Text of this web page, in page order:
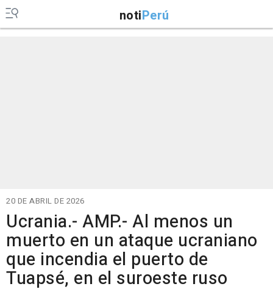
notiPerú
20 DE ABRIL DE 2026
Ucrania.- AMP.- Al menos un
muerto en un ataque ucraniano
que incendia el puerto de
Tuapsé, en el suroeste ruso